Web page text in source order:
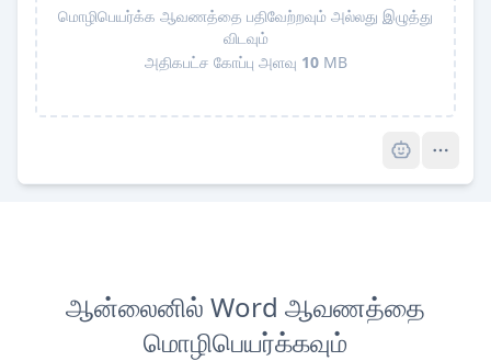
மொழிபெயர்க்க ஆவணத்தை பதிவேற்றவும் அல்லது இழுத்து
விடவும்
அதிகபட்ச கோப்பு அளவு 10MB
ஆன்லைனில் Word ஆவணத்தை
மொழிபெயர்க்கவும்